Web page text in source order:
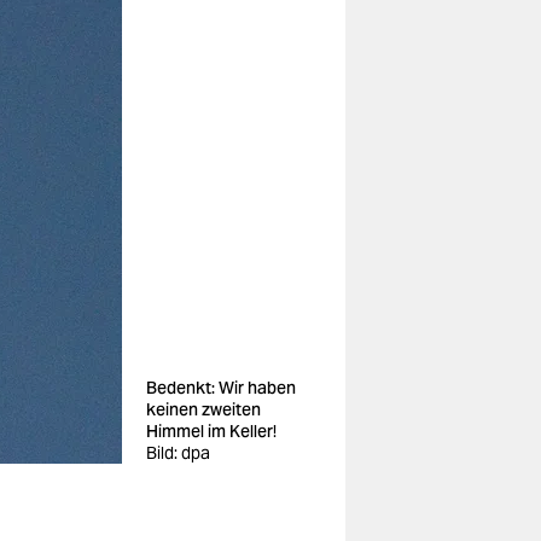
Bedenkt: Wir haben
keinen zweiten
Himmel im Keller!
Bild: dpa